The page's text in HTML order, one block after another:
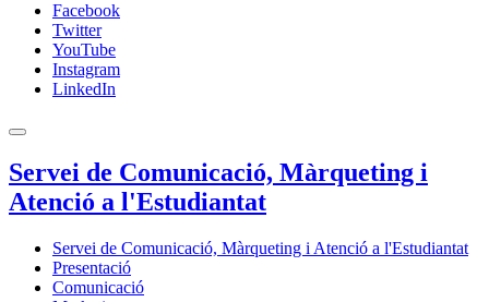
Facebook
Twitter
YouTube
Instagram
LinkedIn
Servei de Comunicació, Màrqueting i
Atenció a l'Estudiantat
Servei de Comunicació, Màrqueting i Atenció a l'Estudiantat
Presentació
Comunicació